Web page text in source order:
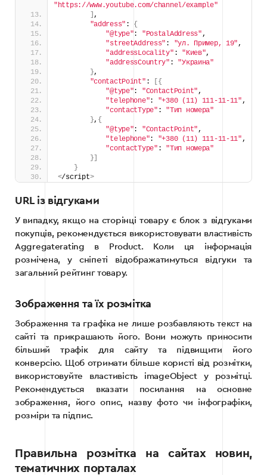
"https://www.youtube.com/channel/example"
] ,
"address" : {
"@type": "PostalAddress" ,
"streetAddress" : "ул. Пример, 19" ,
"addressLocality" : "Киев",
"addressCountry" : "Украина"
},
"contactPoint" :
[{
"@type": "ContactPoint" ,
"telephone": "+380 (11) 111-11-11" ,
"contactType" : "Тип номера"
}, {
"@type": "ContactPoint" ,
"telephone": "+380 (11) 111-11-11" ,
"contactType" : "Тип номера"
}]
}
</script>
URL із відгуками
У випадку, якщо на сторінці товару є блок з відгуками
покупців, рекомендується використовувати властивість
Aggregaterating в Product. Коли ця інформація
розмічена, у сніпеті відображатимуться відгуки та
загальний рейтинг товару.
Зображення та їх розмітка
Зображення та графіка не лише розбавляють текст на
сайті та прикрашають його. Вони можуть приносити
більший трафік для сайту та підвищити його
конверсію. Щоб отримати більше користі від розмітки,
використовуйте властивість imageObject у розмітці.
Рекомендується вказати посилання на основне
зображення, його опис, назву фото чи інфографіки,
розміри та підпис.
Правильна розмітка на сайтах новин,
тематичних порталах